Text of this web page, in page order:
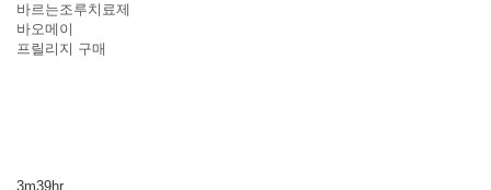
바르는조루치료제
바오메이
프릴리지 구매
3m39hr